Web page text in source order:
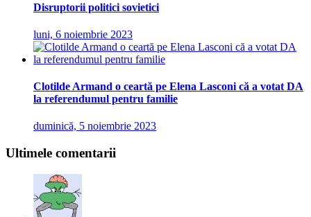
Disruptorii politici sovietici
luni, 6 noiembrie 2023
Clotilde Armand o ceartă pe Elena Lasconi că a votat DA
la referendumul pentru familie
duminică, 5 noiembrie 2023
Ultimele comentarii